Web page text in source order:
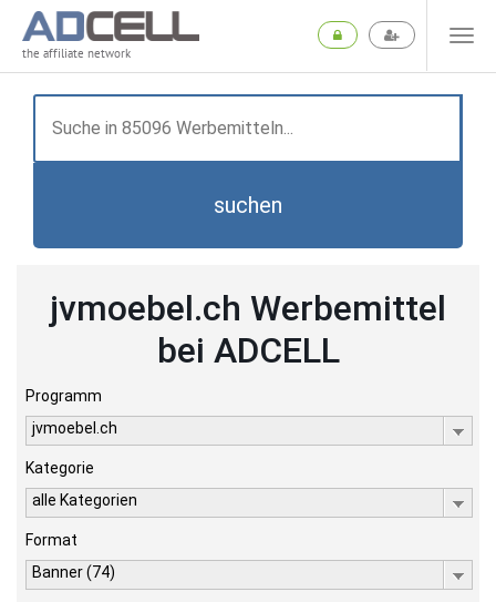
the affiliate network
suchen
jvmoebel.ch Werbemittel
bei ADCELL
Programm
jvmoebel.ch
Kategorie
alle Kategorien
Format
Banner (74)